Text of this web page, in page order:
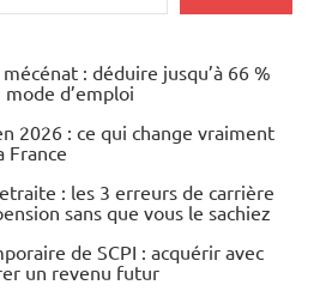
: déduire jusqu’à 66 %
d’emploi
2026 : ce qui change vraiment
France
: les 3 erreurs de carrière
sans que vous le sachiez
de SCPI : acquérir avec
un revenu futur